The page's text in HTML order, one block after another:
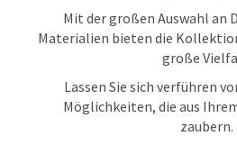
Mit der großen Auswahl an
Materialien bieten die
große
Lassen Sie sich verführen
Möglichkeiten, die aus
zaubern.